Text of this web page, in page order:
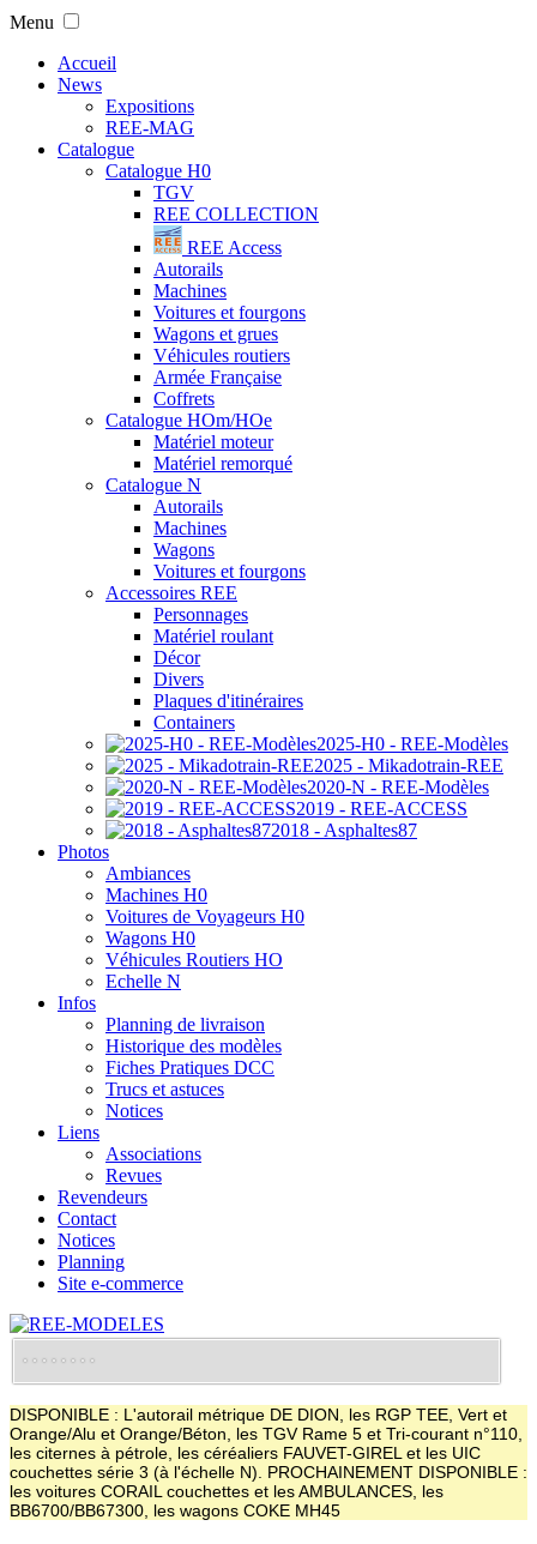
Menu
Accueil
News
Expositions
REE-MAG
Catalogue
Catalogue H0
TGV
REE COLLECTION
REE Access
Autorails
Machines
Voitures et fourgons
Wagons et grues
Véhicules routiers
Armée Française
Coffrets
Catalogue HOm/HOe
Matériel moteur
Matériel remorqué
Catalogue N
Autorails
Machines
Wagons
Voitures et fourgons
Accessoires REE
Personnages
Matériel roulant
Décor
Divers
Plaques d'itinéraires
Containers
2025-H0 - REE-Modèles
2025 - Mikadotrain-REE
2020-N - REE-Modèles
2019 - REE-ACCESS
2018 - Asphaltes87
Photos
Ambiances
Machines H0
Voitures de Voyageurs H0
Wagons H0
Véhicules Routiers HO
Echelle N
Infos
Planning de livraison
Historique des modèles
Fiches Pratiques DCC
Trucs et astuces
Notices
Liens
Associations
Revues
Revendeurs
Contact
Notices
Planning
Site e-commerce
DISPONIBLE : L'autorail métrique DE DION, les RGP TEE, Vert et
Orange/Alu et Orange/Béton, les TGV Rame 5 et Tri-courant n°110,
les citernes à pétrole, les céréaliers FAUVET-GIREL et les UIC
couchettes série 3 (à l'échelle N). PROCHAINEMENT DISPONIBLE :
les voitures CORAIL couchettes et les AMBULANCES, les
BB6700/BB67300, les wagons COKE MH45